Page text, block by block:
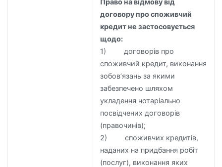
договору про споживчий
кредит не застосовується
щодо:
1) договорів про
споживчий кредит, виконання
зобов’язань за якими
забезпечено шляхом
укладення нотаріально
посвідчених договорів
(правочинів);
2) споживчих кредитів,
наданих на придбання робіт
(послуг), виконання яких